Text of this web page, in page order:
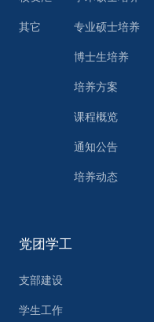
其它 专业硕士培养
博士生培养
培养方案
课程概览
通知公告
培养动态
党团学工
支部建设
学生工作